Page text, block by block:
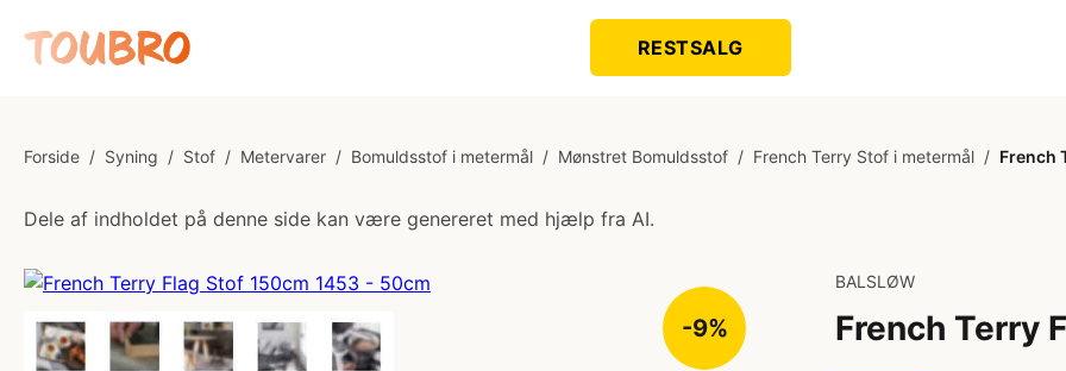
RESTSALG
Forside / Syning / Stof / Metervarer / Bomuldsstof i metermål / Mønstret Bomuldsstof / French Terry Stof i metermål / French
Dele af indholdet på denne side kan være genereret med hjælp fra AI.
-9%
BALSLØW
French Terry